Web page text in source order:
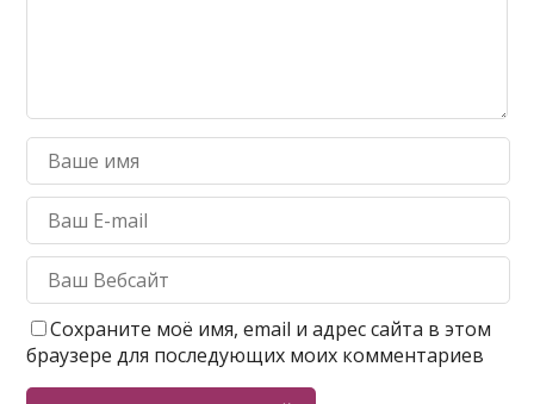
Сохраните моё имя, email и адрес сайта в этом
браузере для последующих моих комментариев